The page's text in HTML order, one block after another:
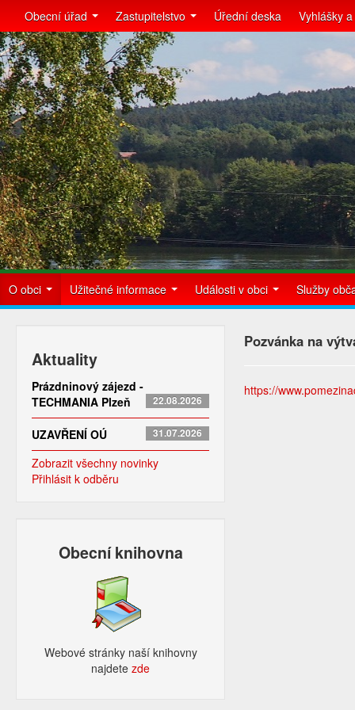
Obecní úřad Zastupitelstvo Úřední deska Vyhlášky
O obci Užitečné informace Události v obci Služby
Aktuality
Prázdninový zájezd -
TECHMANIA Plzeň
22.08.2026
UZAVŘENÍ OÚ 31.07.2026
Zobrazit všechny novinky
Přihlásit k odběru
Obecní knihovna
Webové stránky naší knihovny
najdetezde​
Pozvánka na
https://